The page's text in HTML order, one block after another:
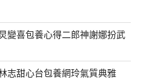
變喜包養心得二郎神謝娜扮武
志甜心台包養網玲氣質典雅